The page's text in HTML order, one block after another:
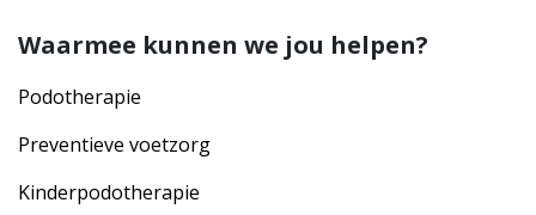
Waarmee kunnen we jou helpen?
Podotherapie
Preventieve voetzorg
Kinderpodotherapie